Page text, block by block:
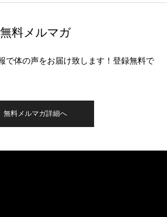
無料メルマガ
で体の声をお届け致します！登録無料で
無料メルマガ詳細へ